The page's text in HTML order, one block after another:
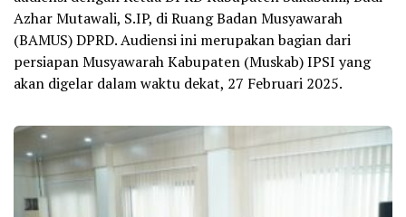
Azhar Mutawali, S.IP, di Ruang Badan Musyawarah
(BAMUS) DPRD. Audiensi ini merupakan bagian dari
persiapan Musyawarah Kabupaten (Muskab) IPSI yang
akan digelar dalam waktu dekat, 27 Februari 2025.